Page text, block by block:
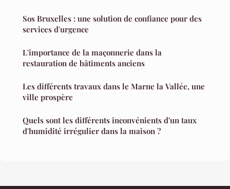
Sos Bruxelles : une solution de confiance pour des
services d'urgence
L'importance de la maçonnerie dans la
restauration de bâtiments anciens
Les différents travaux dans le Marne la Vallée, une
ville prospère
Quels sont les différents inconvénients d'un taux
d'humidité irrégulier dans la maison ?